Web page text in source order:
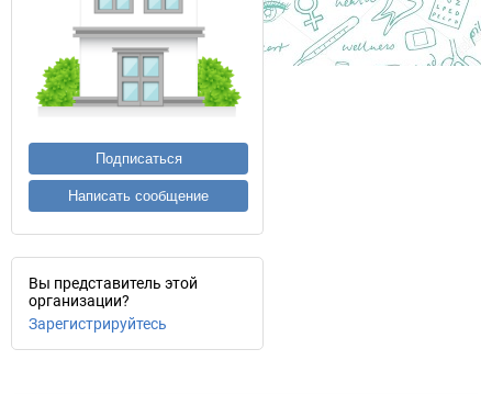
Подписаться
Написать сообщение
Вы представитель этой
организации?
Зарегистрируйтесь